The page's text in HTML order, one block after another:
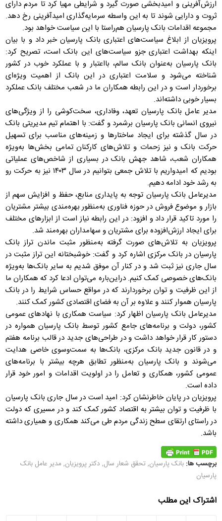
ارزش‌آفرینی و امیدبخشی صورت گیرد و شرایطی مهیا کرد تا مردم دارای
ثروت و دارایی شوند تا به این واسطه سرمایه‌گذاری امیدآفرینی رخ دهد.
مجموعه اقدامات بانک پارسیان هم‌راستا با این سیاست خواهد بود.
پرویزیان از ابلاغ سیاست‌های اعتباری بانک پارسیان خبر داد و با بیان
اینکه بهداشت اعتباری جزو سیاست‌های این بانک است، تصریح کرد:
بانک پارسیان به‌عنوان بانک سالم، بااعتبار و با عملکرد خوب در کشور
شناخته می‌شود و سلامت اعتباری در این بانک از اهمیت ویژه‌ای
برخوردار است و در این رابطه همکاران ما در شعب مختلف بانک عملکرد
بسیار خوبی داشته‌اند.
مدیر عامل بانک پارسیان تعهد، وفاداری، سخت‌کوشی را از ویژگی‌های
نیروی انسانی بانک پارسیان برشمرد و گفت: با اهتمام تیم مدیریتی بانک
در سال گذشته برای ایجاد ساختارها و زمینه‌های مناسب برای تسهیل
حرکت بانک و نیز زحمات و تلاش‌های کارکنان تمامی بخش‌ها به‌ویژه
همکاران شعب، شاهد جهش بانک در بسیاری از شاخص‌های عملیاتی
بودیم که امیدواریم با تلاش جمعی بتوانیم در سال ۱۴۰۳ نیز به حرکت رو
به رشد خود ادامه دهیم.
مدیرعامل بانک پارسیان توجه به پایداری منابع، حفظ و افزایش سهم از
بازار و موضوع فروش در حوزه فناوری به‌منظور بهره‌مندی بیشتر مشتریان
را مورد تاکید قرار داد و افزود: در این رابطه نیاز است از ابزارهای مختلف
برای ایجاد ارزش‌افزوده برای مشتریان و سهامداران بهره‌مند شد.
پرویزیان به تلاش‌های صورت گرفته به‌منظور مثبت ماندن تراز بانک
پارسیان در بانک مرکزی اشاره کرد و گفت: خوشبختانه این تراز مثبت در
سال جاری نیز ثبت شد و در کنار آن موفق شدیم به سایر بانک‌ها به‌ویژه
بانک‌های خصوصی کمک کنیم. دراین‌باره می‌توان ادعا کرد که همکاران ما
از این ظرفیت و توان برخوردارند که در مواقع حساس شرایط را در بانک
پارسیان هموار کنند و علاوه بر آن به فضای اقتصادی کشور کمک کنند.
مدیرعامل بانک پارسیان اظهار کرد: سیاست همکاری با نهادهای عمومی
کشور، دولت و برنامه‌های جامع کشور توسط بانک پارسیان همواره در
دستور کار قرار خواهد داشت و در طراحی‌های جدید در قالب برنامه هفتم
و در قانون جدید بانک مرکزی، بانک‌ها به سمت‌وسوی خاصی هدایت
می‌شوند و بانک پارسیان به‌منظور تطابق هرچه بیشتر با برنامه‌های
عمومی کشور، همکاری و تعامل را در اولویت اقدامات و امور خود قرار
داده است.
پرویزیان در پایان خاطرنشان کرد: امید است در سال جاری بانک پارسیان
با ظرفیت و توان بیشتر به اقتصاد کشور کمک کند و در مسیری که دولت
در راستای ارتقای سطح زندگی مردم طی می‌کند همکاری و همیاری داشته
باشد.
برچسب ها: بانک پارسیان,تحقق شعار سال, دکتر پرویزیان, مدیر عامل بانک
پارسیان
اشتراک این مطلب